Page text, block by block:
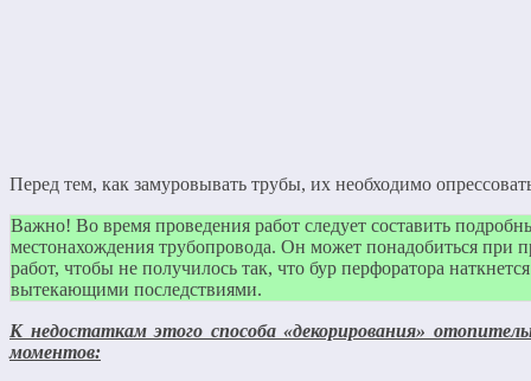
Перед тем, как замуровывать трубы, их необходимо
Важно! Во время проведения работ следует составить
местонахождения трубопровода. Он может понадобиться
работ, чтобы не получилось так, что бур перфоратора
вытекающими последствиями.
К недостаткам этого способа «декорирования»
моментов: